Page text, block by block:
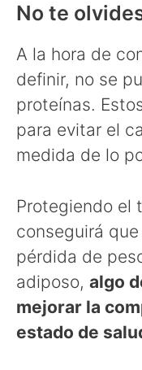
No te
A la hora de
definir, no se
proteínas.
para evitar el
medida de lo
Protegiendo el
conseguirá
pérdida de
adiposo, algo
mejorar la
estado de